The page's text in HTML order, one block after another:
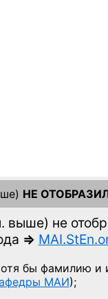
НЕ
выше) не
=>
бы фамилию и
МАИ);